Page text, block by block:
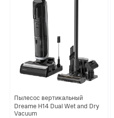
Пылесос вертикальный
Dreame H14 Dual Wet and Dry
Vacuum